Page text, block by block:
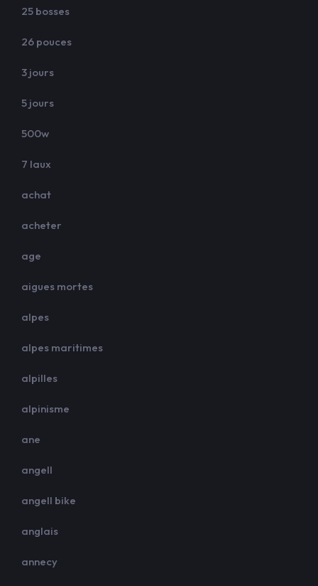
25 bosses
26 pouces
3 jours
5 jours
500w
7 laux
achat
acheter
age
aigues mortes
alpes
alpes maritimes
alpilles
alpinisme
ane
angell
angell bike
anglais
annecy